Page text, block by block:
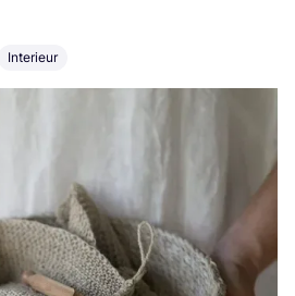
Interieur